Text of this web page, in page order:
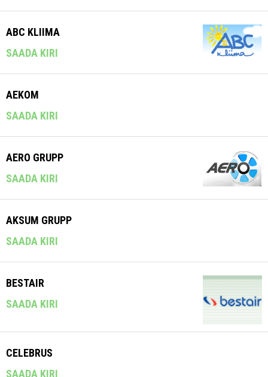
ABC KLIIMA
SAADA KIRI
AEKOM
SAADA KIRI
AERO GRUPP
SAADA KIRI
AKSUM GRUPP
SAADA KIRI
BESTAIR
SAADA KIRI
CELEBRUS
SAADA KIRI